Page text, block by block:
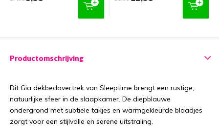
Productomschrijving
Dit Gia dekbedovertrek van Sleeptime brengt een rustige,
natuurlijke sfeer in de slaapkamer. De diepblauwe
ondergrond met subtiele takjes en warmgekleurde blaadjes
zorgt voor een stijlvolle en serene uitstraling.